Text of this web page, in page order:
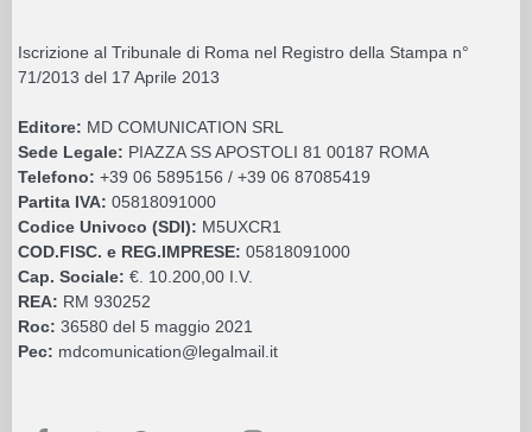
Iscrizione al Tribunale di Roma nel Registro della Stampa n°
71/2013 del 17 Aprile 2013
Editore: MD COMUNICATION SRL
Sede Legale: PIAZZA SS APOSTOLI 81 00187 ROMA
Telefono: +39 06 5895156 / +39 06 87085419
Partita IVA: 05818091000
Codice Univoco (SDI): M5UXCR1
COD.FISC. e REG.IMPRESE: 05818091000
Cap. Sociale: €. 10.200,00 I.V.
REA: RM 930252
Roc: 36580 del 5 maggio 2021
Pec: mdcomunication@legalmail.it